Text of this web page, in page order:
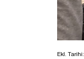
Ekl. Tarihi: